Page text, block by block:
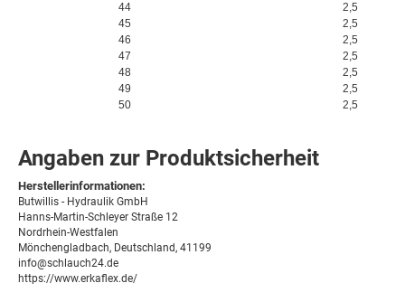
44
2,5
45
2,5
46
2,5
47
2,5
48
2,5
49
2,5
50
2,5
Angaben zur Produktsicherheit
Herstellerinformationen:
Butwillis - Hydraulik GmbH
Hanns-Martin-Schleyer Straße 12
Nordrhein-Westfalen
Mönchengladbach, Deutschland, 41199
info@schlauch24.de
https://www.erkaflex.de/